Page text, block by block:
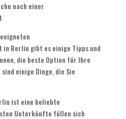
nach einer
Berlin gibt es einige Tipps und
die beste Option für Ihre
einige Dinge, die Sie
ist eine beliebte
Unterkünfte füllen sich